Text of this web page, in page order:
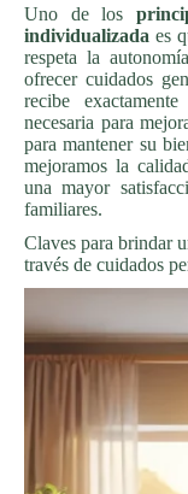
Uno de los
individualizada es
respeta la
ofrecer cuidados
recibe
necesaria para
para mantener su
mejoramos la
una mayor
familiares.
Claves para brindar
través de cuidados